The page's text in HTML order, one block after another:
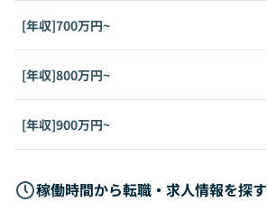
[年収]700万円~
[年収]800万円~
[年収]900万円~
稼働時間から転職・求人情報を探す